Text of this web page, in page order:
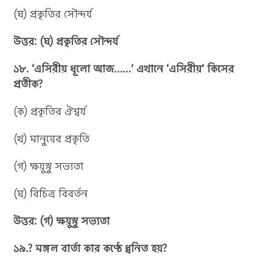
(ঘ) প্রকৃতির সৌন্দর্য
উত্তর: (ঘ) প্রকৃতির সৌন্দর্য
১৮. ‘এসিরীয় ধূলো আজ……’ এখানে ‘এসিরীয়’ কিসের
প্রতীক?
(ক) প্রকৃতির ঐশ্বর্য
(খ) মানুষের প্রকৃতি
(গ) ক্ষয়ুস্নু সভ্যতা
(ঘ) বিচিত্র বিবর্তন
উত্তর: (গ) ক্ষয়ুস্নু সভ্যতা
১৯.? মঙ্গল বার্তা কার কণ্ঠে ধ্বনিত হয়?